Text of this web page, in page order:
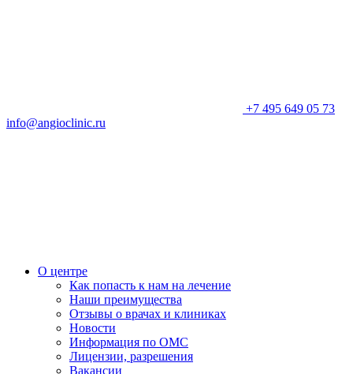
+7 495 649 05 73
info@angioclinic.ru
О центре
Как попасть к нам на лечение
Наши преимущества
Отзывы о врачах и клиниках
Новости
Информация по ОМС
Лицензии, разрешения
Вакансии